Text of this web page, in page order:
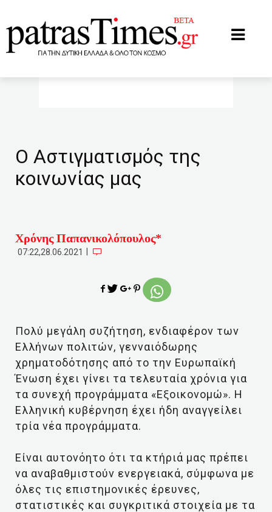
Ο Αστιγματισμός της
κοινωνίας μας
Χρόνης Παπανικολόπουλος*
07:22,28.06.2021
Πολύ μεγάλη συζήτηση, ενδιαφέρον των
Ελλήνων πολιτών, γενναιόδωρης
χρηματοδότησης από το την Ευρωπαϊκή
Ένωση έχει γίνει τα τελευταία χρόνια για
τα συνεχή προγράμματα «Εξοικονομώ». Η
Ελληνική κυβέρνηση έχει ήδη αναγγείλει
τρία νέα προγράμματα.
Είναι αυτονόητο ότι τα κτήριά μας πρέπει
να αναβαθμιστούν ενεργειακά, σύμφωνα με
όλες τις επιστημονικές έρευνες,
στατιστικές και συγκριτικά στοιχεία με τα